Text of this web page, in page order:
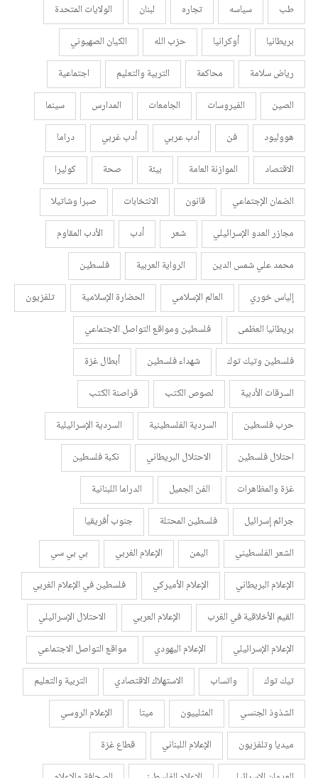
طب سياسه تجاره لبنان
الولايات المتحدة
بريطانيا
أوكرانيا حزب الله
الكيان الصهيوني
رياض سلامة
محاكمة التربية والتعليم
اجتماعية
الصين
الفيروسات الجامعات المدارس
سينما
هووليود
فن أدب عربي أدب غربي
دراما
الاقتصاد
الموازنة العامة بيئة صحة
كوليرا
الضمان الإجتماعي
قانون الانتخابات
صبرا وشاتيلا
مجازر العدو الإسرائيلي
شعر أدب
الأدب المقاوم
محمد علي شمس الدين
الرواية العربية
فلسطين
إلياس خوري
العالم الإسلامي الحضارة الإسلامية
تلفزيون
بريطانيا العظمى
فلسطين ومواقع التواصل الاجتماعي
فلسطين وتيك توك
شهداء فلسطين
أبطال غزة
السرقات الأدبية
لصوص الكتب
قراصنة الكتب
حرب فلسطين
السردية الفلسطينية
السردية الإسرائيلية
احتلال فلسطين
الاحتلال البريطاني
نكبة فلسطين
غزة والمظاهرات
الفن الجميل
الدراما اللبنانية
جرائم إسرائيل
فلسطين المحتلة
جنوب أفريقيا
الشعر الفلسطيني
اليمن الإعلام الغربي
بي بي سي
الإعلام البريطاني
الإعلام الأميركي
فلسطين في الإعلام الغربي
القيم الأخلاقية في الغرب
الإعلام العربي
الاحتلال الإسرائيلي
الإعلام الإسرائيلي
الإعلام اليهودي
مواقع التواصل الاجتماعي
تيك توك
واتساب الاستهلاك الاقتصادي
التربية والتعليم
الشذوذ الجنسي
المثلييون ميتا
الإعلام الروسي
ميديا وتلفزيون
الإعلام اللبناني
قطاع غزة